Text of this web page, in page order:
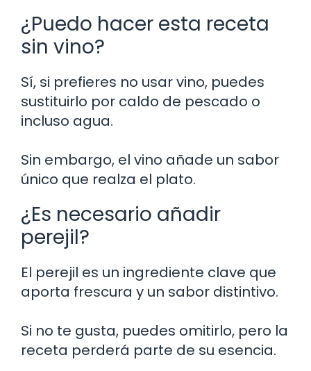
¿Puedo hacer esta receta
sin vino?
Sí, si prefieres no usar vino, puedes
sustituirlo por caldo de pescado o
incluso agua.
Sin embargo, el vino añade un sabor
único que realza el plato.
¿Es necesario añadir
perejil?
El perejil es un ingrediente clave que
aporta frescura y un sabor distintivo.
Si no te gusta, puedes omitirlo, pero la
receta perderá parte de su esencia.